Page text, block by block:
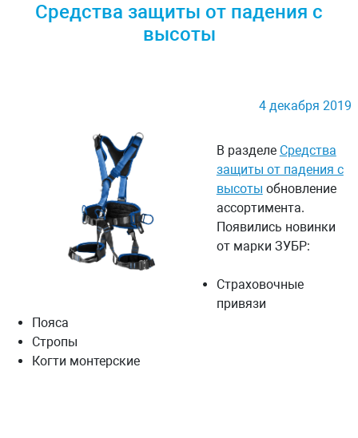
Средства защиты от падения с
высоты
4 декабря 2019
В разделе Средства
защиты от падения с
высоты обновление
ассортимента.
Появились новинки
от марки ЗУБР:
Страховочные
привязи
Пояса
Стропы
Когти монтерские